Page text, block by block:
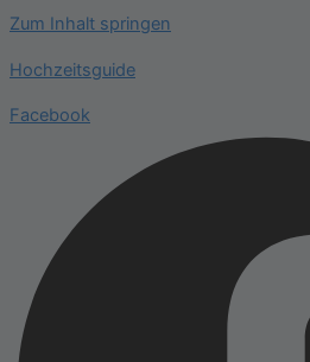
Zum Inhalt springen
Hochzeitsguide
Facebook